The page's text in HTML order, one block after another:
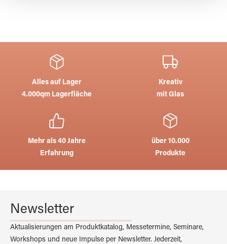
Alles auf Lager
4.000qm Lagerfläche
Kreativ
mit Glas
Mehr als 40 Jahre
Erfahrung
über 10.000
Produkte
Newsletter
Aktualisierungen am Produktkatalog, Messetermine, Seminare,
Workshops und neue Impulse per Newsletter. Jederzeit,